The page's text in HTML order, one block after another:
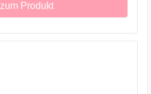
zum Produkt